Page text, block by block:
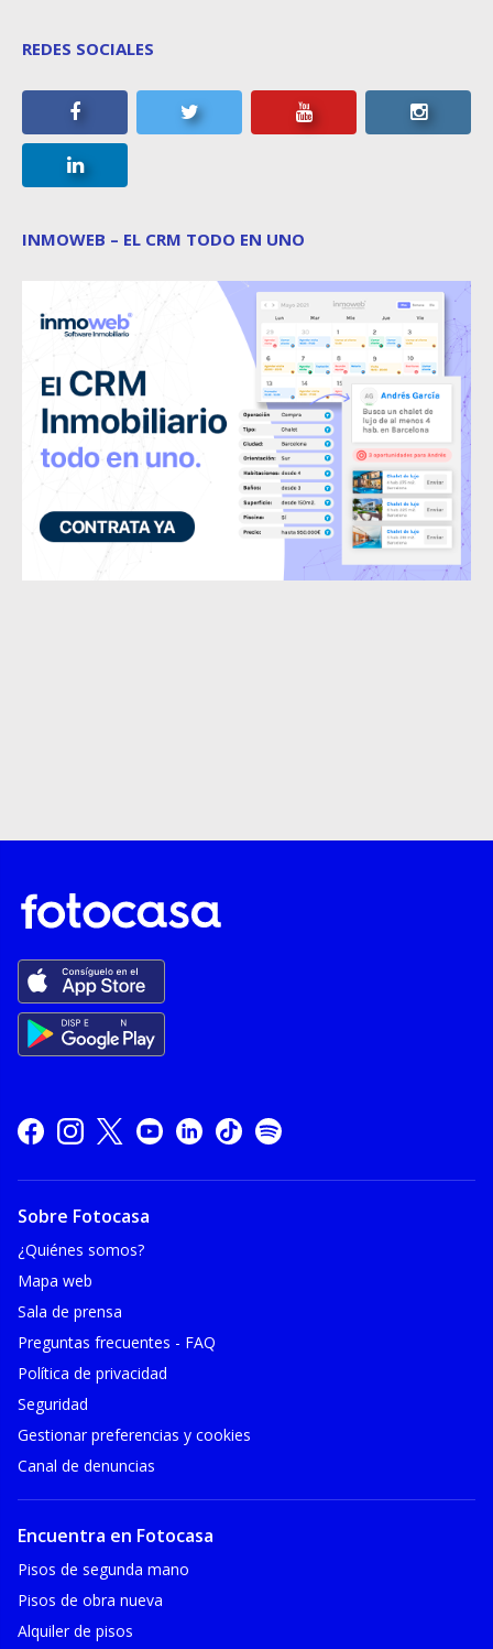
REDES SOCIALES
INMOWEB – EL CRM TODO EN UNO
Sobre Fotocasa
¿Quiénes somos?
Mapa web
Sala de prensa
Preguntas frecuentes - FAQ
Política de privacidad
Seguridad
Gestionar preferencias y cookies
Canal de denuncias
Encuentra en Fotocasa
Pisos de segunda mano
Pisos de obra nueva
Alquiler de pisos